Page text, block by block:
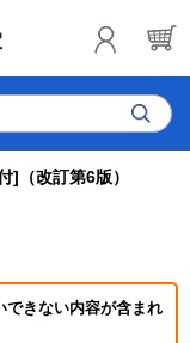
]（改訂第6版）
きない内容が含まれ